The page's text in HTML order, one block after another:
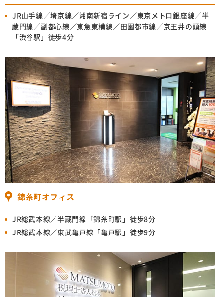
JR山手線／埼京線／湘南新宿ライン／東京メトロ銀座線／半
蔵門線／副都心線／東急東横線／田園都市線／京王井の頭線
「渋谷駅」徒歩4分
錦糸町オフィス
JR総武本線／半蔵門線「錦糸町駅」徒歩8分
JR総武本線／東武亀戸線「亀戸駅」徒歩9分